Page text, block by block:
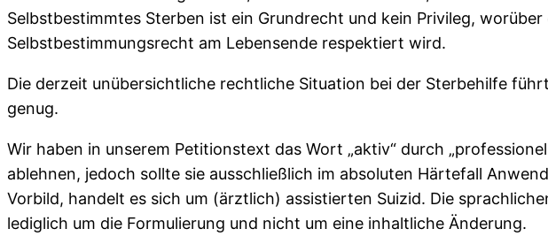
Selbstbestimmtes Sterben ist ein Grundrecht und kein Privileg,
Selbstbestimmungsrecht am Lebensende respektiert wird.
Die derzeit unübersichtliche rechtliche Situation bei der Sterbehilfe
genug.
Wir haben in unserem Petitionstext das Wort „aktiv“ durch
ablehnen, jedoch sollte sie ausschließlich im absoluten Härtefall
Vorbild, handelt es sich um (ärztlich) assistierten Suizid. Die
lediglich um die Formulierung und nicht um eine inhaltliche Änderung.